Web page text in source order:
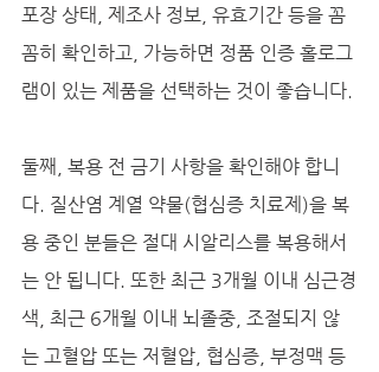
포장 상태, 제조사 정보, 유효기간 등을 꼼
꼼히 확인하고, 가능하면 정품 인증 홀로그
램이 있는 제품을 선택하는 것이 좋습니다.
둘째, 복용 전 금기 사항을 확인해야 합니
다. 질산염 계열 약물(협심증 치료제)을 복
용 중인 분들은 절대 시알리스를 복용해서
는 안 됩니다. 또한 최근 3개월 이내 심근경
색, 최근 6개월 이내 뇌졸중, 조절되지 않
는 고혈압 또는 저혈압, 협심증, 부정맥 등